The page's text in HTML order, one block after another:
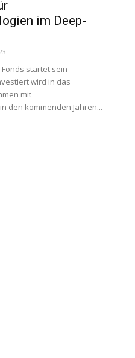
im Deep-
Fonds startet sein
wird in das
mit
den kommenden Jahren...